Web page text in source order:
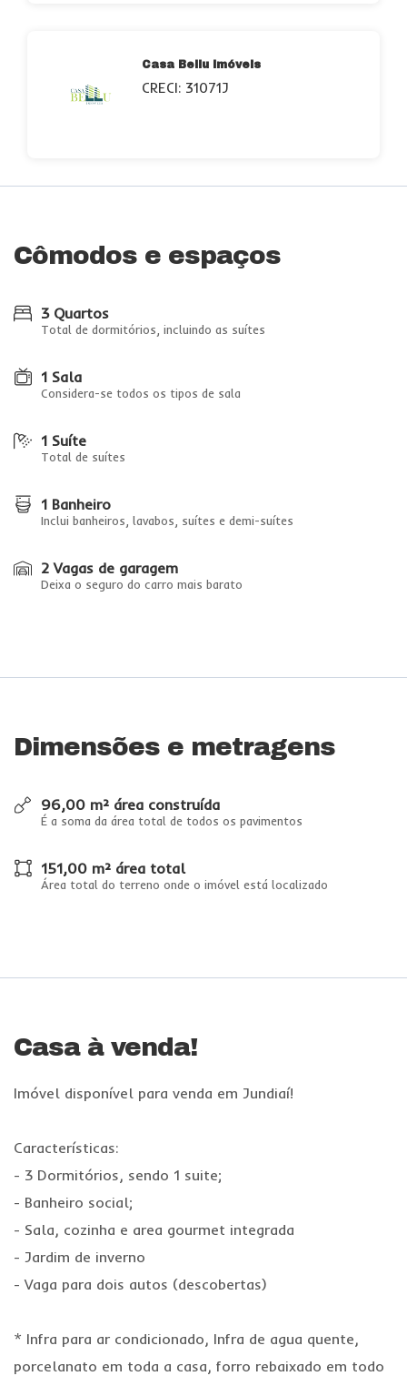
Casa Bellu Imóveis
CRECI: 31071J
Cômodos e espaços
3 Quartos
Total de dormitórios, incluindo as suítes
1 Sala
Considera-se todos os tipos de sala
1 Suíte
Total de suítes
1 Banheiro
Inclui banheiros, lavabos, suítes e demi-suítes
2 Vagas de garagem
Deixa o seguro do carro mais barato
Dimensões e metragens
96,00 m² área construída
É a soma da área total de todos os pavimentos
151,00 m² área total
Área total do terreno onde o imóvel está localizado
Casa à venda!
Imóvel disponível para venda em Jundiaí!
Características:
- 3 Dormitórios, sendo 1 suite;
- Banheiro social;
- Sala, cozinha e area gourmet integrada
- Jardim de inverno
- Vaga para dois autos (descobertas)
* Infra para ar condicionado, Infra de agua quente,
porcelanato em toda a casa, forro rebaixado em todo